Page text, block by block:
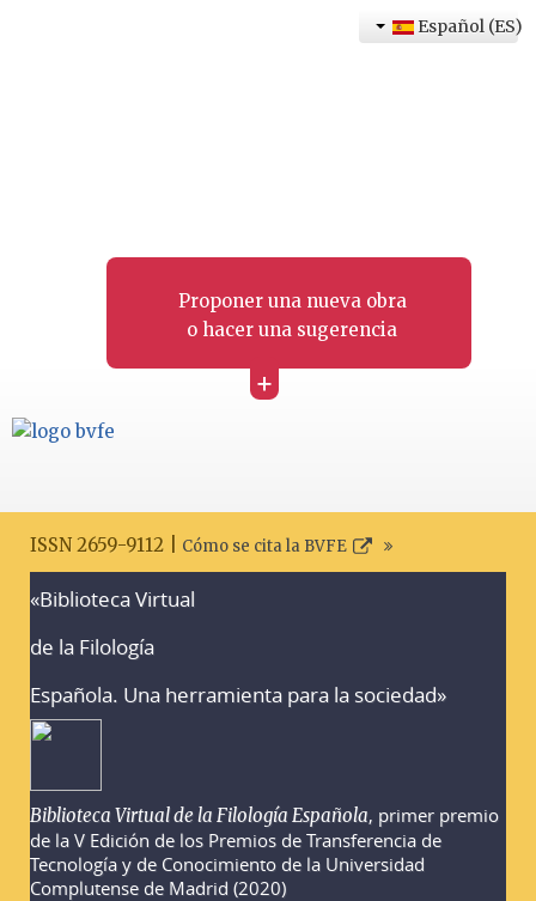
Proponer una nueva obra
o hacer una sugerencia
+
Español (ES)
ISSN 2659-9112 | Cómo se cita la BVFE
«Biblioteca Virtual
de la Filología
Española. Una herramienta para la sociedad»
Biblioteca Virtual de la Filología Española, primer premio
de la V Edición de los Premios de Transferencia de
Tecnología y de Conocimiento de la Universidad
Complutense de Madrid (2020)